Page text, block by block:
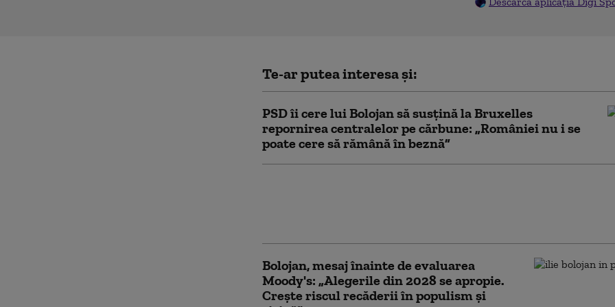
Te-ar putea interesa și:
PSD îi cere lui Bolojan să susțină la Bruxelles
repornirea centralelor pe cărbune: „României nu i se
poate cere să rămână în beznă”
Bolojan, mesaj înainte de evaluarea
Moody's: „Alegerile din 2028 se apropie.
Crește riscul recăderii în populism și